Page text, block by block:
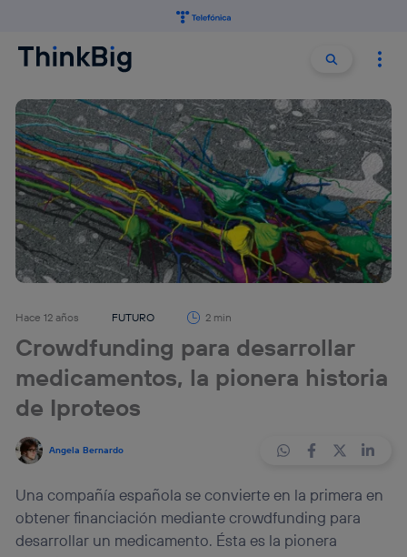
Buscar
Hace 12 años FUTURO 2 min
Crowdfunding para desarrollar
medicamentos, la pionera historia
de Iproteos
Angela Bernardo
Una compañía española se convierte en la primera en
obtener financiación mediante crowdfunding para
desarrollar un medicamento. Ésta es la pionera